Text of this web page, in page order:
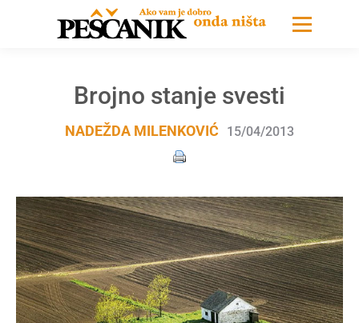
Brojno stanje svesti
NADEŽDA MILENKOVIĆ 15/04/2013